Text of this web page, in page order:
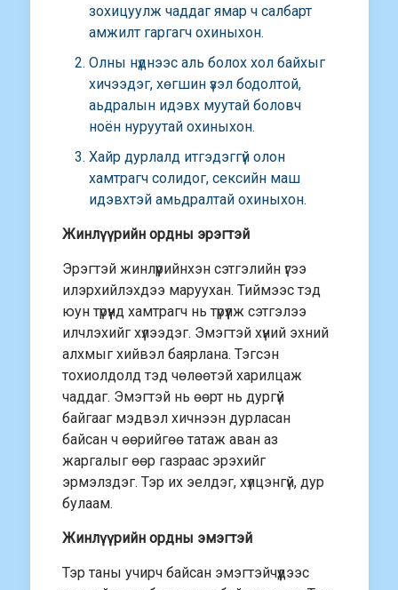
зохицуулж чаддаг ямар ч салбарт
амжилт гаргагч охиныхон.
Олны нүднээс аль болох хол байхыг
хичээдэг, хөгшин үзэл бодолтой,
аьдралын идэвх муутай боловч
ноён нуруутай охиныхон.
Хайр дурлалд итгэдэггүй олон
хамтрагч солидог, сексийн маш
идэвхтэй амьдралтай охиныхон.
Жинлүүрийн ордны эрэгтэй
Эрэгтэй жинлүүрийнхэн сэтгэлийн үгээ
илэрхийлэхдээ маруухан. Тиймээс тэд
юун түрүүнд хамтрагч нь түрүүлж сэтгэлээ
илчлэхийг хүлээдэг. Эмэгтэй хүний эхний
алхмыг хийвэл баярлана. Тэгсэн
тохиолдолд тэд чөлөөтэй харилцаж
чаддаг. Эмэгтэй нь өөрт нь дургүй
байгааг мэдвэл хичнээн дурласан
байсан ч өөрийгөө татаж аван аз
жаргалыг өөр газраас эрэхийг
эрмэлздэг. Тэр их эелдэг, хүлцэнгүй, дур
булаам.
Жинлүүрийн ордны эмэгтэй
Тэр таны учирч байсан эмэгтэйчүүдээс